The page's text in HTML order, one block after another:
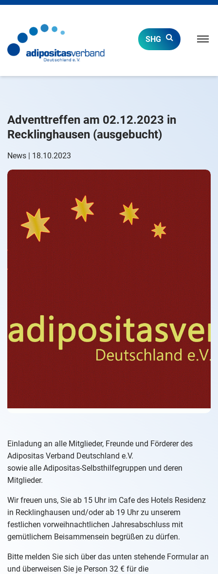
SHG
Adventtreffen am 02.12.2023 in
Recklinghausen (ausgebucht)
News | 18.10.2023
Einladung an alle Mitglieder, Freunde und Förderer des
Adipositas Verband Deutschland e.V.
sowie alle Adipositas-Selbsthilfegruppen und deren
Mitglieder.
Wir freuen uns, Sie ab 15 Uhr im Cafe des Hotels Residenz
in Recklinghausen und/oder ab 19 Uhr zu unserem
festlichen vorweihnachtlichen Jahresabschluss mit
gemütlichem Beisammensein begrüßen zu dürfen.
Bitte melden Sie sich über das unten stehende Formular an
und überweisen Sie je Person 32 € für die